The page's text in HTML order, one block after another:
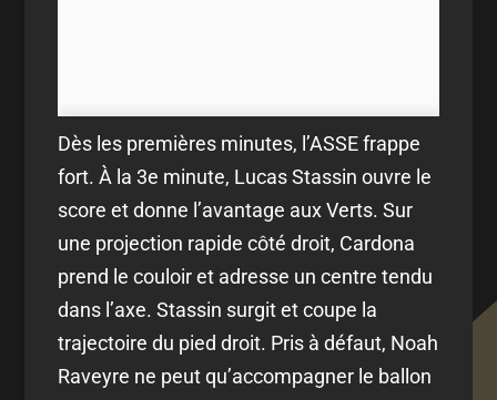
Dès les premières minutes, l’ASSE frappe
fort. À la 3e minute, Lucas Stassin ouvre le
score et donne l’avantage aux Verts. Sur
une projection rapide côté droit, Cardona
prend le couloir et adresse un centre tendu
dans l’axe. Stassin surgit et coupe la
trajectoire du pied droit. Pris à défaut, Noah
Raveyre ne peut qu’accompagner le ballon